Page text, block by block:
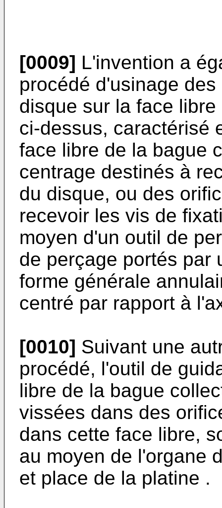
[0009] L'invention a
procédé d'usinage
disque sur la face
ci-dessus, caractérisé
face libre de la bague
centrage destinés à
du disque, ou des
recevoir les vis de
moyen d'un outil de
de perçage portés par
forme générale
centré par rapport à
[0010] Suivant une
procédé, l'outil de
libre de la bague
vissées dans des
dans cette face libre,
au moyen de l'organe
et place de la platine .